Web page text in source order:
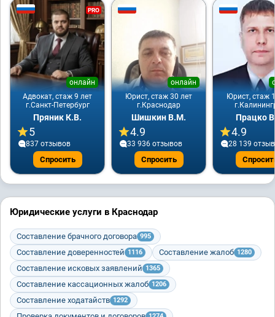
PRO
Адвокат, стаж 9 лет
онлайн
г.Санкт-Петербург
Пряник К.В.
5
837 отзывов
Спросить
Юрист, стаж 30 лет
онлайн
г.Краснодар
Шишкин В.М.
4.9
33 936 отзывов
Спросить
Юрист, стаж
Працко
4.9
28 139
Юридические услуги в Краснодар
Составление брачного договора 995
Составление доверенностей 1116 Составление жалоб 1280
Составление исковых заявлений 1365
Составление кассационных жалоб 1206
Составление ходатайств 1292